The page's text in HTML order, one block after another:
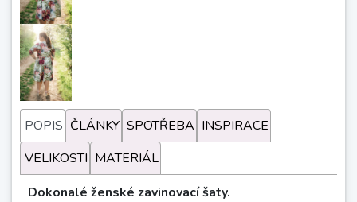
POPIS ČLÁNKY SPOTŘEBA INSPIRACE
VELIKOSTI MATERIÁL
Dokonalé ženské zavinovací šaty.